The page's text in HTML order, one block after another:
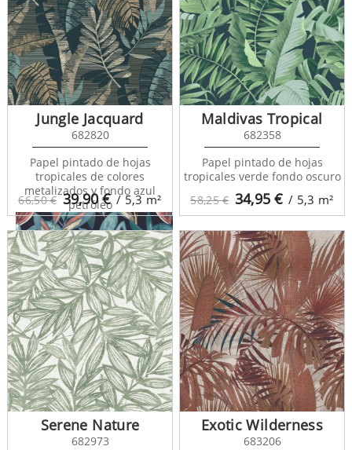
Nicaragua 85971530
Nicaragua 85976406
66,50 € 39,90€ / 5,3m²
Jungle Jacquard
682820
Papel pintado de hojas
tropicales de colores
metalizados y fondo azul
petróleo
58,25 € 34,95 € / 5,3 m²
Maldivas Tropical
682358
Papel pintado de hojas
tropicales verde fondo oscuro
Serene Nature
682973
Exotic Wilderness
683206